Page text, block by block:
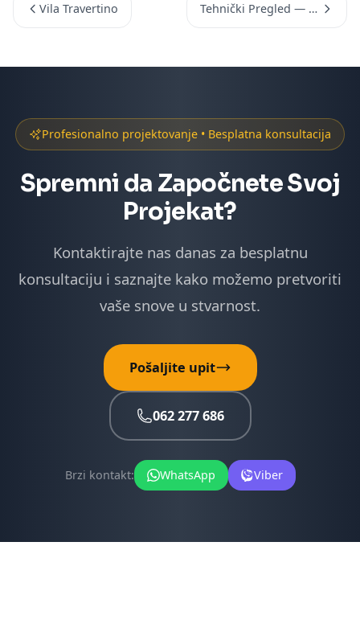
Vila Travertino Tehnički Pregled — Paraćin
Profesionalno projektovanje • Besplatna konsultacija
Spremni da Započnete Svoj
Projekat?
Kontaktirajte nas danas za besplatnu
konsultaciju i saznajte kako možemo pretvoriti
vaše snove u stvarnost.
Pošaljite upit
062 277 686
Brzi kontakt: WhatsApp Viber